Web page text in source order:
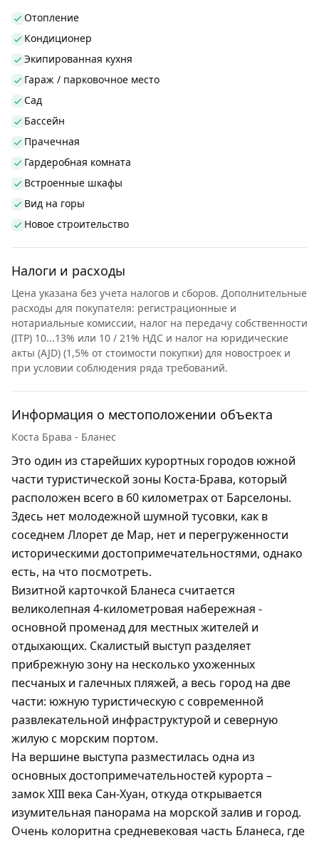
Отопление
Кондиционер
Экипированная кухня
Гараж / парковочное место
Сад
Бассейн
Прачечная
Гардеробная комната
Встроенные шкафы
Вид на горы
Новое строительство
Налоги и расходы
Цена указана без учета налогов и сборов. Дополнительные
расходы для покупателя: регистрационные и
нотариальные комиссии, налог на передачу собственности
(ITP) 10...13% или 10 / 21% НДС и налог на юридические
акты (AJD) (1,5% от стоимости покупки) для новостроек и
при условии соблюдения ряда требований.
Информация о местоположении объекта
Коста Брава - Бланес
Это один из старейших курортных городов южной
части туристической зоны Коста-Брава, который
расположен всего в 60 километрах от Барселоны.
Здесь нет молодежной шумной тусовки, как в
соседнем Ллорет де Мар, нет и перегруженности
историческими достопримечательностями, однако
есть, на что посмотреть.
Визитной карточкой Бланеса считается
великолепная 4-километровая набережная -
основной променад для местных жителей и
отдыхающих. Скалистый выступ разделяет
прибрежную зону на несколько ухоженных
песчаных и галечных пляжей, а весь город на две
части: южную туристическую с современной
развлекательной инфраструктурой и северную
жилую с морским портом.
На вершине выступа разместилась одна из
основных достопримечательностей курорта –
замок XIII века Сан-Хуан, откуда открывается
изумительная панорама на морской залив и город.
Очень колоритна средневековая часть Бланеса, где